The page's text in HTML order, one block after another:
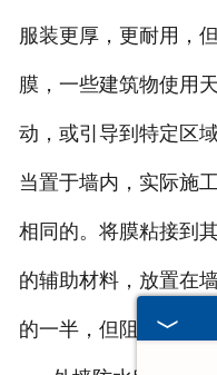
服装更厚，更耐用，
膜，一些建筑物使用
动，或引导到特定区域
当置于墙内，实际施
相同的。将膜粘接到
的辅助材料，放置在
的一半，但阻止它穿